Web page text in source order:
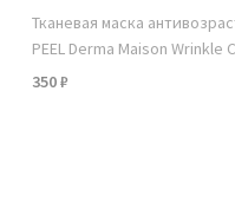
Тканевая маска
PEEL Derma Maison Wrinkle
350 ₽